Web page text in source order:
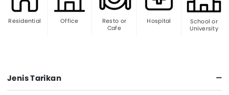
Residential Office
Resto or
Cafe
Hospital
School or
University
Jenis Tarikan